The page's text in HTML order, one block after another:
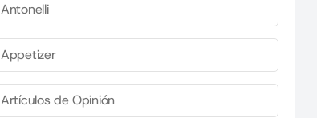
Antonelli
Appetizer
Artículos de Opinión